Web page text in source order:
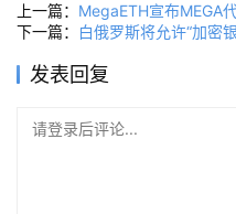
上一篇： MegaETH宣布MEGA
下一篇：
白俄罗斯将允许“加密
发表回复
请登录后评论...